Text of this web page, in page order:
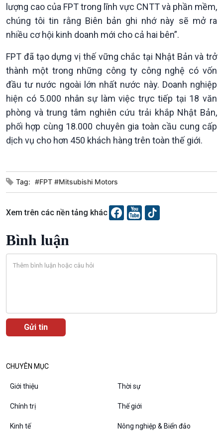
Xã hội chuyển động
Bước chân đến trường
Văn hoá & Du lịch
Câu chuyện Thể thao
Multimedia
Infographic
Bình luận
Chuyện đêm
lượng cao của FPT trong lĩnh vực CNTT và phần mềm,
chúng tôi tin rằng Biên bản ghi nhớ này sẽ mở ra
nhiều cơ hội kinh doanh mới cho cả hai bên”.
FPT đã tạo dựng vị thế vững chắc tại Nhật Bản và trở
thành một trong những công ty công nghệ có vốn
đầu tư nước ngoài lớn nhất nước này. Doanh nghiệp
hiện có 5.000 nhân sự làm việc trực tiếp tại 18 văn
phòng và trung tâm nghiên cứu trải khắp Nhật Bản,
phối hợp cùng 18.000 chuyên gia toàn cầu cung cấp
dịch vụ cho hơn 450 khách hàng trên toàn thế giới.
Tag: #FPT #Mitsubishi Motors
Xem trên các nền tảng khác
Bình luận
CHUYÊN MỤC
Giới thiệu Thời sự
Chính trị Thế giới
Kinh tế Nông nghiệp & Biển đảo